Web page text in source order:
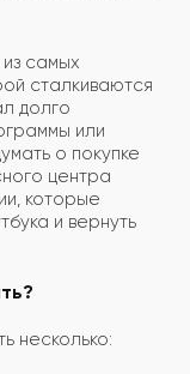
самых
сталкиваются
долго
или
о покупке
центра
которые
и вернуть
несколько: